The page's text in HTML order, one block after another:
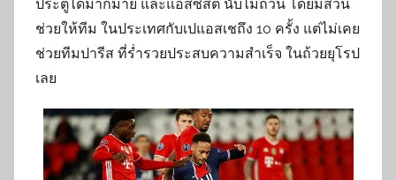
ประตูได้มากมาย และแอสซิสต์ นับไม่ถ้วน โดยมีส่วน
ช่วยให้ทีม ในประเทศกับเปแอสเชถึง 10 ครั้ง แต่ไม่เคย
ช่วยทีมปารีส ที่ร่ำรวยประสบความสำเร็จ ในถ้วยยุโรป
เลย